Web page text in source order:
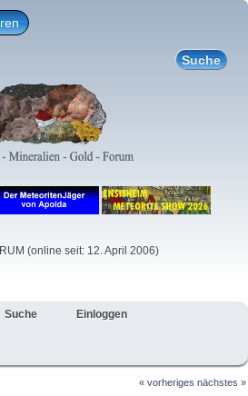
(online seit: 12. April 2006)
Suche Einloggen
« vorheriges nächstes »